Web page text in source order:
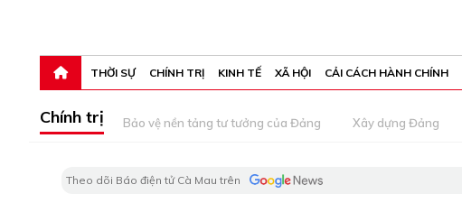
THỜI SỰ CHÍNH TRỊ KINH TẾ XÃ HỘI CẢI CÁCH HÀNH CHÍNH
Chính trị Bảo vệ nền tảng tư tưởng của Đảng Xây dựng Đảng
Theo dõi Báo điện tử Cà Mau trên